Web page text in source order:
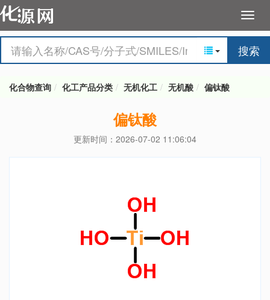
搜索
化合物查询 化工产品分类 无机化工 无机酸 偏钛酸
偏钛酸
更新时间：2026-07-02 11:06:04